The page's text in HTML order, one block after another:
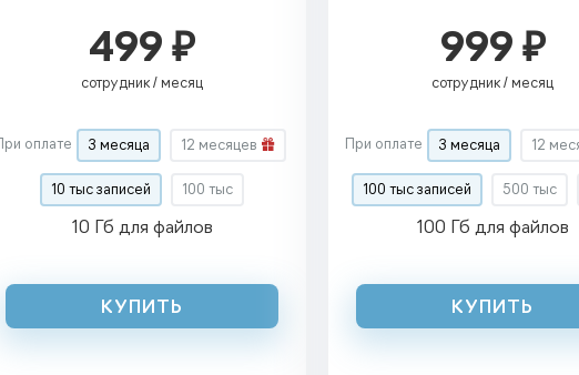
499 ₽
сотрудник / месяц
При оплате 3 месяца 12 месяцев
10 тыс записей 100 тыс
10 Гб для файлов
КУПИТЬ
999 ₽
сотрудник / месяц
При оплате 3 месяца 12
100 тыс записей 500 тыс
100 Гб для файлов
КУПИТЬ